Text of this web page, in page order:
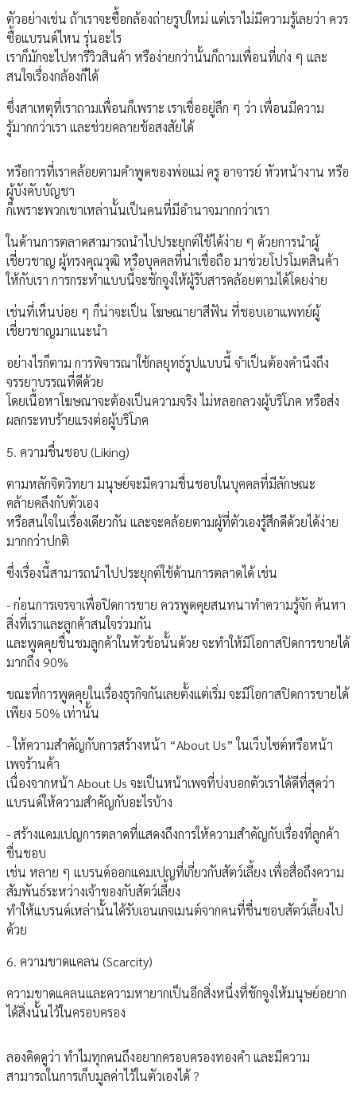
ตัวอย่างเช่น ถ้าเราจะซื้อกล้องถ่ายรูปใหม่ แต่เราไม่มีความรู้เลยว่า ควร
ซื้อแบรนด์ไหน รุ่นอะไร
เราก็มักจะไปหารีวิวสินค้า หรือง่ายกว่านั้นก็ถามเพื่อนที่เก่ง ๆ และ
สนใจเรื่องกล้องก็ได้
ซึ่งสาเหตุที่เราถามเพื่อนก็เพราะ เราเชื่ออยู่ลึก ๆ ว่า เพื่อนมีความ
รู้มากกว่าเรา และช่วยคลายข้อสงสัยได้
หรือการที่เราคล้อยตามคำพูดของพ่อแม่ ครู อาจารย์ หัวหน้างาน หรือ
ผู้บังคับบัญชา
ก็เพราะพวกเขาเหล่านั้นเป็นคนที่มีอำนาจมากกว่าเรา
ในด้านการตลาดสามารถนำไปประยุกต์ใช้ได้ง่าย ๆ ด้วยการนำผู้
เชี่ยวชาญ ผู้ทรงคุณวุฒิ หรือบุคคลที่น่าเชื่อถือ มาช่วยโปรโมตสินค้า
ให้กับเรา การกระทำแบบนี้จะชักจูงให้ผู้รับสารคล้อยตามได้โดยง่าย
เช่นที่เห็นบ่อย ๆ ก็น่าจะเป็น โฆษณายาสีฟัน ที่ชอบเอาแพทย์ผู้
เชี่ยวชาญมาแนะนำ
อย่างไรก็ตาม การพิจารณาใช้กลยุทธ์รูปแบบนี้ จำเป็นต้องคำนึงถึง
จรรยาบรรณที่ดีด้วย
โดยเนื้อหาโฆษณาจะต้องเป็นความจริง ไม่หลอกลวงผู้บริโภค หรือส่ง
ผลกระทบร้ายแรงต่อผู้บริโภค
5. ความชื่นชอบ (Liking)
ตามหลักจิตวิทยา มนุษย์จะมีความชื่นชอบในบุคคลที่มีลักษณะ
คล้ายคลึงกับตัวเอง
หรือสนใจในเรื่องเดียวกัน และจะคล้อยตามผู้ที่ตัวเองรู้สึกดีด้วยได้ง่าย
มากกว่าปกติ
ซึ่งเรื่องนี้สามารถนำไปประยุกต์ใช้ด้านการตลาดได้ เช่น
- ก่อนการเจรจาเพื่อปิดการขาย ควรพูดคุยสนทนาทำความรู้จัก ค้นหา
สิ่งที่เราและลูกค้าสนใจร่วมกัน
และพูดคุยชื่นชมลูกค้าในหัวข้อนั้นด้วย จะทำให้มีโอกาสปิดการขายได้
มากถึง 90%
ขณะที่การพูดคุยในเรื่องธุรกิจกันเลยตั้งแต่เริ่ม จะมีโอกาสปิดการขายได้
เพียง 50% เท่านั้น
- ให้ความสำคัญกับการสร้างหน้า “About Us” ในเว็บไซต์หรือหน้า
เพจร้านค้า
เนื่องจากหน้า About Us จะเป็นหน้าเพจที่บ่งบอกตัวเราได้ดีที่สุดว่า
แบรนด์ให้ความสำคัญกับอะไรบ้าง
- สร้างแคมเปญการตลาดที่แสดงถึงการให้ความสำคัญกับเรื่องที่ลูกค้า
ชื่นชอบ
เช่น หลาย ๆ แบรนด์ออกแคมเปญที่เกี่ยวกับสัตว์เลี้ยง เพื่อสื่อถึงความ
สัมพันธ์ระหว่างเจ้าของกับสัตว์เลี้ยง
ทำให้แบรนด์เหล่านั้นได้รับเอนเกจเมนต์จากคนที่ชื่นชอบสัตว์เลี้ยงไป
ด้วย
6. ความขาดแคลน (Scarcity)
ความขาดแคลนและความหายากเป็นอีกสิ่งหนึ่งที่ชักจูงให้มนุษย์อยาก
ได้สิ่งนั้นไว้ในครอบครอง
ลองคิดดูว่า ทำไมทุกคนถึงอยากครอบครองทองคำ และมีความ
สามารถในการเก็บมูลค่าไว้ในตัวเองได้ ?